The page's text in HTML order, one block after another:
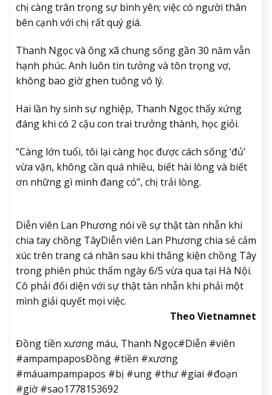
chị càng trân trọng sự bình yên; việc có người thân
bên cạnh với chị rất quý giá.
Thanh Ngọc và ông xã chung sống gần 30 năm vẫn
hạnh phúc. Anh luôn tin tưởng và tôn trọng vợ,
không bao giờ ghen tuông vô lý.
Hai lần hy sinh sự nghiệp, Thanh Ngọc thấy xứng
đáng khi có 2 cậu con trai trưởng thành, học giỏi.
“Càng lớn tuổi, tôi lại càng học được cách sống ‘đủ’
vừa vặn, không cần quá nhiều, biết hài lòng và biết
ơn những gì mình đang có”, chị trải lòng.
Diễn viên Lan Phương nói về sự thật tàn nhẫn khi
chia tay chồng TâyDiễn viên Lan Phương chia sẻ cảm
xúc trên trang cá nhân sau khi thắng kiện chồng Tây
trong phiên phúc thẩm ngày 6/5 vừa qua tại Hà Nội.
Cô phải đối diện với sự thật tàn nhẫn khi phải một
mình giải quyết mọi việc.
Theo Vietnamnet
Đồng tiền xương máu, Thanh Ngọc#Diễn #viên
#ampampaposĐồng #tiền #xương
#máuampampapos #bị #ung #thư #giai #đoạn
#giờ #sao1778153692